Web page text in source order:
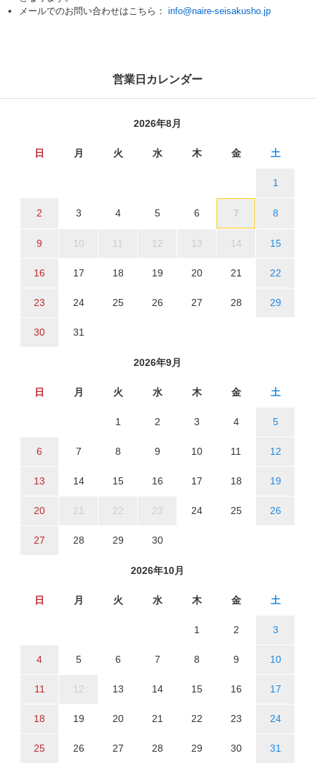
メールでのお問い合わせはこちら： info@naire-seisakusho.jp
営業日カレンダー
2026年8月
日 月 火 水 木 金 土
1
2 3 4 5 6 7 8
9 10 11 12 13 14 15
16 17 18 19 20 21 22
23 24 25 26 27 28 29
30 31
2026年9月
日 月 火 水 木 金 土
1 2 3 4 5
6 7 8 9 10 11 12
13 14 15 16 17 18 19
20 21 22 23 24 25 26
27 28 29 30
2026年10月
日 月 火 水 木 金 土
1 2 3
4 5 6 7 8 9 10
11 12 13 14 15 16 17
18 19 20 21 22 23 24
25 26 27 28 29 30 31